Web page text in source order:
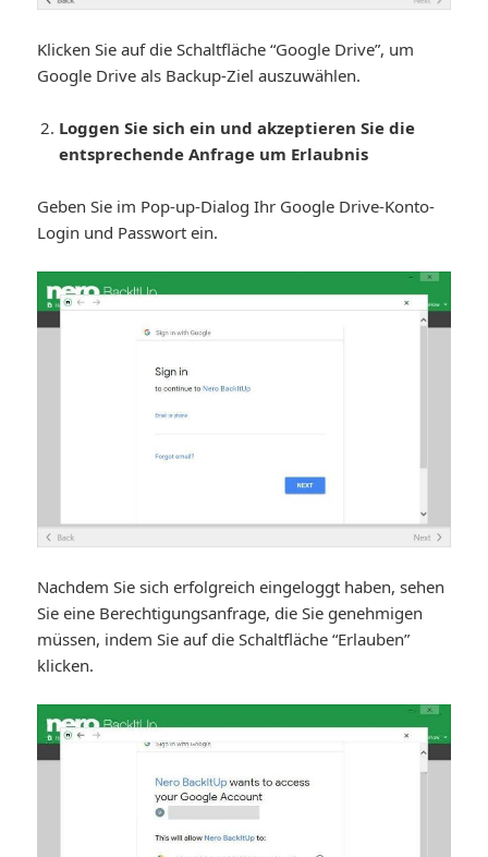
Klicken Sie auf die Schaltfläche “Google Drive”, um
Google Drive als Backup-Ziel auszuwählen.
Loggen Sie sich ein und akzeptieren Sie die
entsprechende Anfrage um Erlaubnis
Geben Sie im Pop-up-Dialog Ihr Google Drive-Konto-
Login und Passwort ein.
Nachdem Sie sich erfolgreich eingeloggt haben, sehen
Sie eine Berechtigungsanfrage, die Sie genehmigen
müssen, indem Sie auf die Schaltfläche “Erlauben”
klicken.